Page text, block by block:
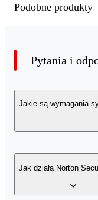
Podobne produkty
Pytania i
Jakie są wymagania
Windows 11,
dostępne w
Jak działa Norton